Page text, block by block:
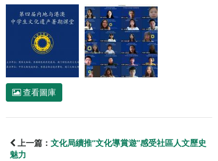
查看圖庫
上一篇： 文化局續推“文化導賞遊”感受社區人文歷史
魅力